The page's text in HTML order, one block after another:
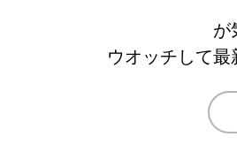
が
ウオッチして最